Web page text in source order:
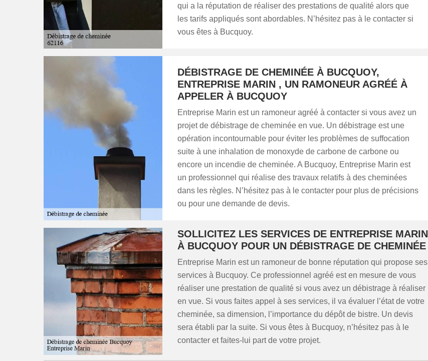
qui a la réputation de réaliser des prestations de qualité alors que
les tarifs appliqués sont abordables. N’hésitez pas à le contacter si
vous êtes à Bucquoy.
DÉBISTRAGE DE CHEMINÉE À BUCQUOY,
ENTREPRISE MARIN , UN RAMONEUR AGRÉÉ À
APPELER À BUCQUOY
Entreprise Marin est un ramoneur agréé à contacter si vous avez un
projet de débistrage de cheminée en vue. Un débistrage est une
opération incontournable pour éviter les problèmes de suffocation
suite à une inhalation de monoxyde de carbone de carbone ou
encore un incendie de cheminée. A Bucquoy, Entreprise Marin est
un professionnel qui réalise des travaux relatifs à des cheminées
dans les règles. N’hésitez pas à le contacter pour plus de précisions
ou pour une demande de devis.
SOLLICITEZ LES SERVICES DE ENTREPRISE MARIN
À BUCQUOY POUR UN DÉBISTRAGE DE CHEMINÉE
Entreprise Marin est un ramoneur de bonne réputation qui propose ses
services à Bucquoy. Ce professionnel agréé est en mesure de vous
réaliser une prestation de qualité si vous avez un débistrage à réaliser
en vue. Si vous faites appel à ses services, il va évaluer l’état de votre
cheminée, sa dimension, l’importance du dépôt de bistre. Un devis
sera établi par la suite. Si vous êtes à Bucquoy, n’hésitez pas à le
contacter et faites-lui part de votre projet.